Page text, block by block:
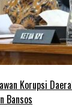
Korupsi
Bansos